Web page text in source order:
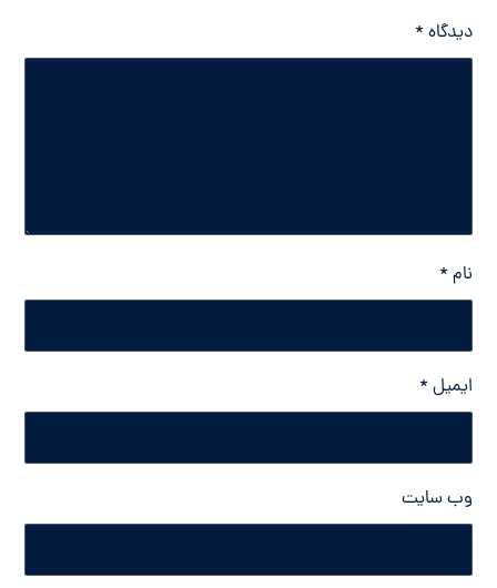
دیدگاه *
نام *
ایمیل *
وب‌ سایت